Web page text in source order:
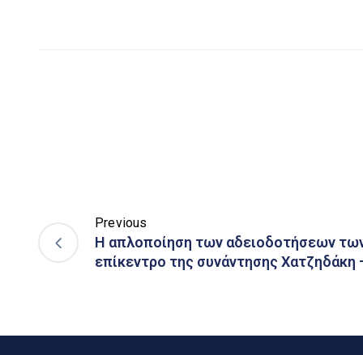
Previous
Η απλοποίηση των αδειοδοτήσεων
επίκεντρο της συνάντησης Χατζηδάκη